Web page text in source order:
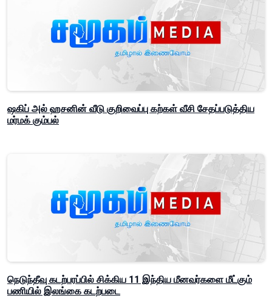
ஷகிப் அல் ஹசனின் வீடு குறிவைப்பு கற்கள் வீசி சேதப்படுத்திய
மர்மக் கும்பல்
நெடுந்தீவு கடற்பரப்பில் சிக்கிய 11 இந்திய மீனவர்களை மீட்கும்
பணியில் இலங்கை கடற்படை